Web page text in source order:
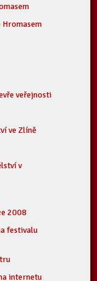
Hromasem
veřejnosti
ve Zlíně
v
2008
festivalu
internetu